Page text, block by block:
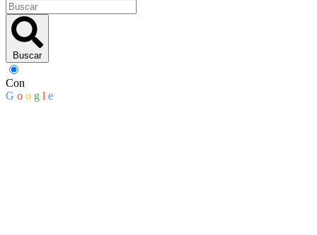
Buscar
Con
G o o g l e